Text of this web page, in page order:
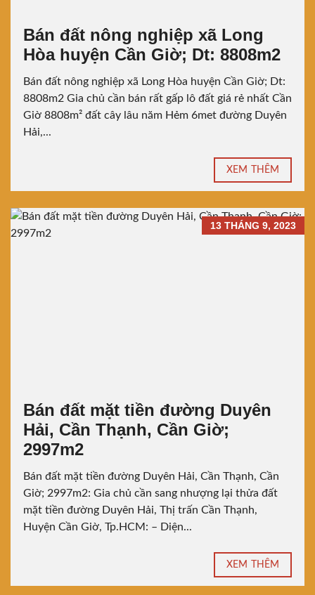
Bán đất nông nghiệp xã Long
Hòa huyện Cần Giờ; Dt: 8808m2
Bán đất nông nghiệp xã Long Hòa huyện Cần Giờ; Dt:
8808m2 Gia chủ cần bán rất gấp lô đất giá rẻ nhất Cần
Giờ 8808m² đất cây lâu năm Hẻm 6met đường Duyên
Hải,...
XEM THÊM
13 THÁNG 9, 2023
Bán đất mặt tiền đường Duyên
Hải, Cần Thạnh, Cần Giờ;
2997m2
Bán đất mặt tiền đường Duyên Hải, Cần Thạnh, Cần
Giờ; 2997m2: Gia chủ cần sang nhượng lại thửa đất
mặt tiền đường Duyên Hải, Thị trấn Cần Thạnh,
Huyện Cần Giờ, Tp.HCM: – Diện...
XEM THÊM